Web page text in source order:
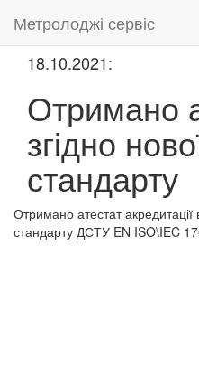
Метролоджі сервіс
18.10.2021:
Отримано
згідно
стандарту
Отримано атестат акредитації
стандарту ДСТУ EN ISO\IEC